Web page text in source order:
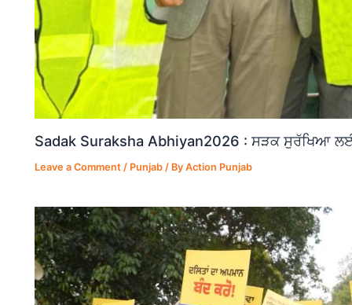
Sadak Suraksha Abhiyan2026 : ਸੜਕ ਸੁਰੱਖਿਆ
Leave a Comment / Punjab / ByAction Punjab